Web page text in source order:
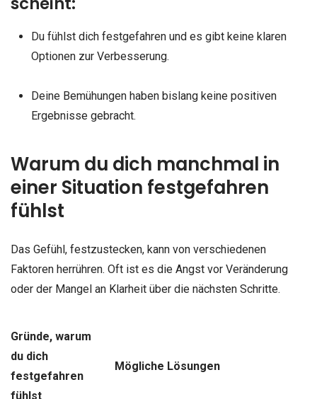
Du fühlst dich festgefahren und es gibt keine klaren
Optionen zur Verbesserung.
Deine Bemühungen haben bislang keine positiven
Ergebnisse gebracht.
Warum du dich manchmal in
einer Situation festgefahren
fühlst
Das Gefühl, festzustecken, kann von verschiedenen
Faktoren herrühren. Oft ist es die Angst vor Veränderung
oder der Mangel an Klarheit über die nächsten Schritte.
Gründe, warum
du dich
festgefahren
fühlst
Mögliche Lösungen